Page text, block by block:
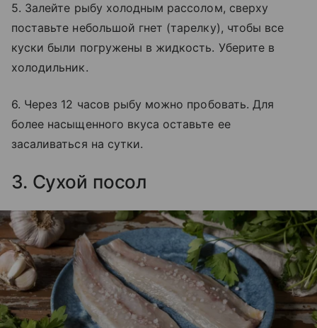
5. Залейте рыбу холодным рассолом, сверху
поставьте небольшой гнет (тарелку), чтобы все
куски были погружены в жидкость. Уберите в
холодильник.
6. Через 12 часов рыбу можно пробовать. Для
более насыщенного вкуса оставьте ее
засаливаться на сутки.
3. Сухой посол